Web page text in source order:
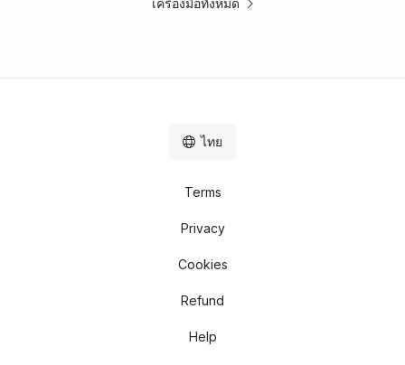
เครื่องมือทั้งหมด
Terms
Privacy
Cookies
Refund
Help
ไทย